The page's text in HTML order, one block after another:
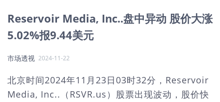
Reservoir Media, Inc..盘中异动 股价大涨
5.02%报9.44美元
市场透视 2024-11-22
北京时间2024年11月23日03时32分，Reservoir
Media, Inc..（RSVR.us）股票出现波动，股价快